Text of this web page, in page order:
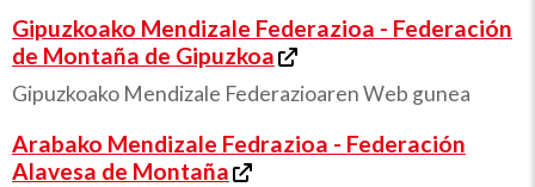
Gipuzkoako Mendizale Federazioa - Federación
de Montaña de Gipuzkoa
Gipuzkoako Mendizale Federazioaren Web gunea
Arabako Mendizale Fedrazioa - Federación
Alavesa de Montaña